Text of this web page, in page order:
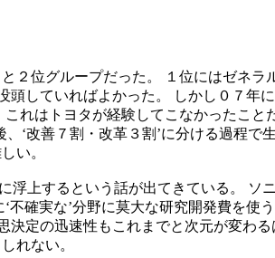
２位グループだった。 １位にはゼネ
頭していればよかった。 しかし０７
れはトヨタが経験してこなかったこ
‘改善７割・改革３割’に分ける過程
い。
上するという話が出てきている。
確実な’分野に莫大な研究開発費を
決定の迅速性もこれまでと次元が変わ
れない。